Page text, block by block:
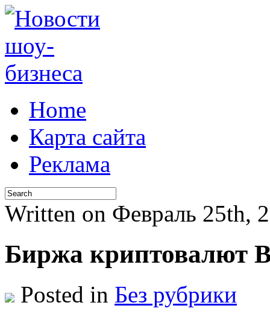
Home
Карта сайта
Реклама
Written on Февраль 25th,
Биржа криптовалют
Posted in Без рубрики